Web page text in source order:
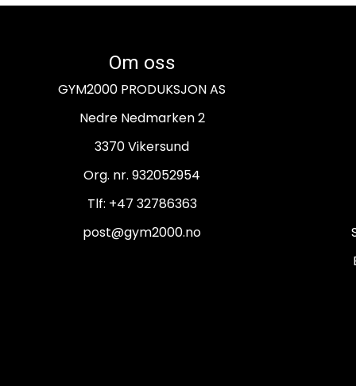
Om oss
GYM2000 PRODUKSJON AS
Nedre Nedmarken 2
3370 Vikersund
Org. nr. 932052954
Tlf: +47 32786363
post@gym2000.no